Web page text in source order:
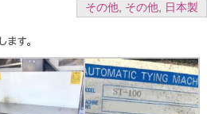
その他, その他, 日本製